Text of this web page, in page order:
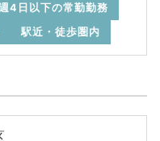
4日以下の常勤勤務
駅近・徒歩圏内